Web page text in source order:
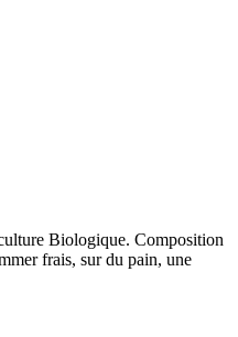
Biologique. Composition
frais, sur du pain, une